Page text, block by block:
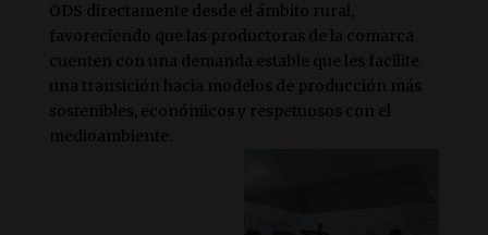
ODS directamente desde el ámbito rural,
favoreciendo que las productoras de la comarca
cuenten con una demanda estable que les facilite
una transición hacia modelos de producción más
sostenibles, económicos y respetuosos con el
medioambiente.